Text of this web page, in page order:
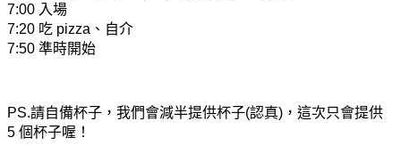
7:00 入場
7:20 吃 pizza、自介
7:50 準時開始
PS.請自備杯子，我們會減半提供杯子(認真)，這次只會提供
5 個杯子喔！